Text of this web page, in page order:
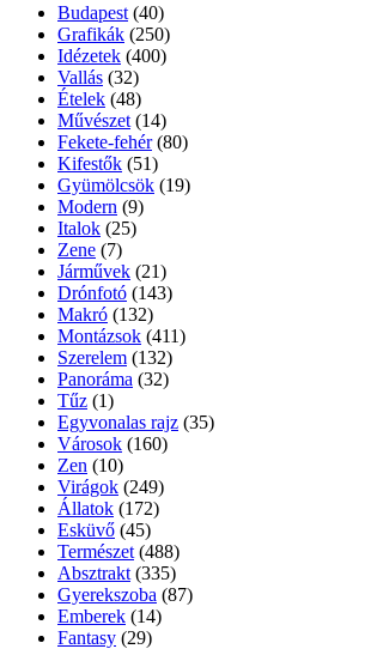
Budapest (40)
Grafikák (250)
Idézetek (400)
Vallás (32)
Ételek (48)
Művészet (14)
Fekete-fehér (80)
Kifestők (51)
Gyümölcsök (19)
Modern (9)
Italok (25)
Zene (7)
Járművek (21)
Drónfotó (143)
Makró (132)
Montázsok (411)
Szerelem (132)
Panoráma (32)
Tűz (1)
Egyvonalas rajz (35)
Városok (160)
Zen (10)
Virágok (249)
Állatok (172)
Esküvő (45)
Természet (488)
Absztrakt (335)
Gyerekszoba (87)
Emberek (14)
Fantasy (29)